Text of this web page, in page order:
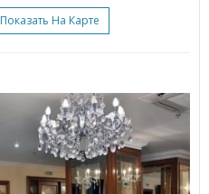
Показать На Карте